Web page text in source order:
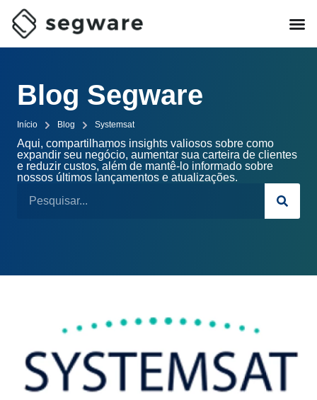
Blog Segware
Início Blog Systemsat
Aqui, compartilhamos insights valiosos sobre como
expandir seu negócio, aumentar sua carteira de clientes
e reduzir custos, além de mantê-lo informado sobre
nossos últimos lançamentos e atualizações.